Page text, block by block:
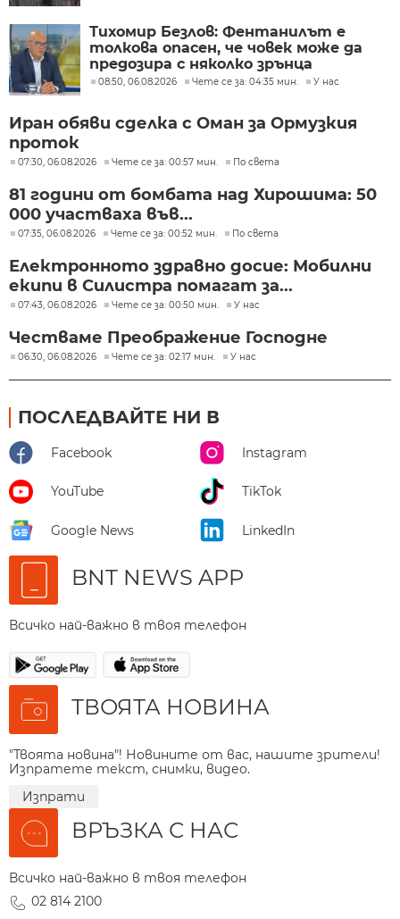
Тихомир Безлов: Фентанилът е
толкова опасен, че човек може да
предозира с няколко зрънца
08:50, 06.08.2026 Чете се за: 04:35 мин. У нас
Иран обяви сделка с Оман за Ормузкия
проток
07:30, 06.08.2026 Чете се за: 00:57 мин. По света
81 години от бомбата над Хирошима: 50
000 участваха във...
07:35, 06.08.2026 Чете се за: 00:52 мин. По света
Електронното здравно досие: Мобилни
екипи в Силистра помагат за...
07:43, 06.08.2026 Чете се за: 00:50 мин. У нас
Честваме Преображение Господне
06:30, 06.08.2026 Чете се за: 02:17 мин. У нас
ПОСЛЕДВАЙТЕ НИ В
Facebook Instagram
YouTube TikTok
Google News LinkedIn
BNT NEWS APP
Всичко най-важно в твоя телефон
ТВОЯТА НОВИНА
"Твоята новина"! Новините от вас, нашите зрители!
Изпратете текст, снимки, видео.
Изпрати
ВРЪЗКА С НАС
Всичко най-важно в твоя телефон
02 814 2100